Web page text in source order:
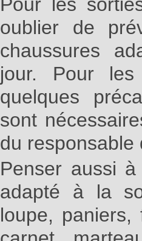
oublier de
chaussures
jour. Pour les
quelques
sont
du responsable
Penser aussi
adapté à la
loupe, paniers,